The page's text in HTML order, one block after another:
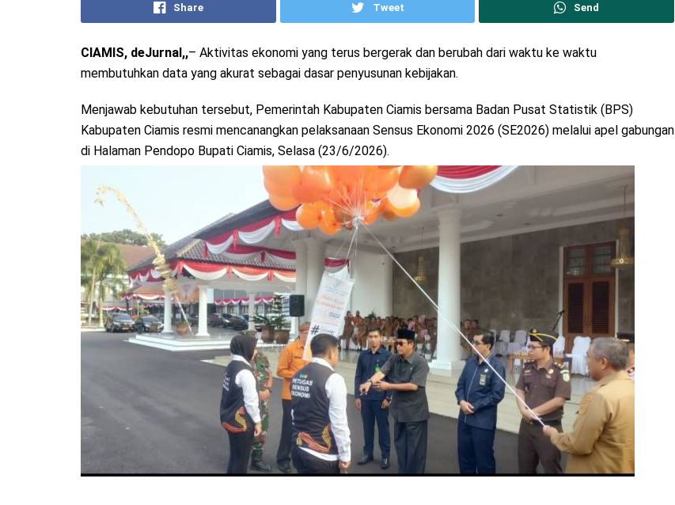
Share Tweet Send
CIAMIS, deJurnal,,– Aktivitas ekonomi yang terus bergerak dan berubah dari waktu ke waktu
membutuhkan data yang akurat sebagai dasar penyusunan kebijakan.
Menjawab kebutuhan tersebut, Pemerintah Kabupaten Ciamis bersama Badan Pusat Statistik (BPS)
Kabupaten Ciamis resmi mencanangkan pelaksanaan Sensus Ekonomi 2026 (SE2026) melalui apel gabungan
di Halaman Pendopo Bupati Ciamis, Selasa (23/6/2026).